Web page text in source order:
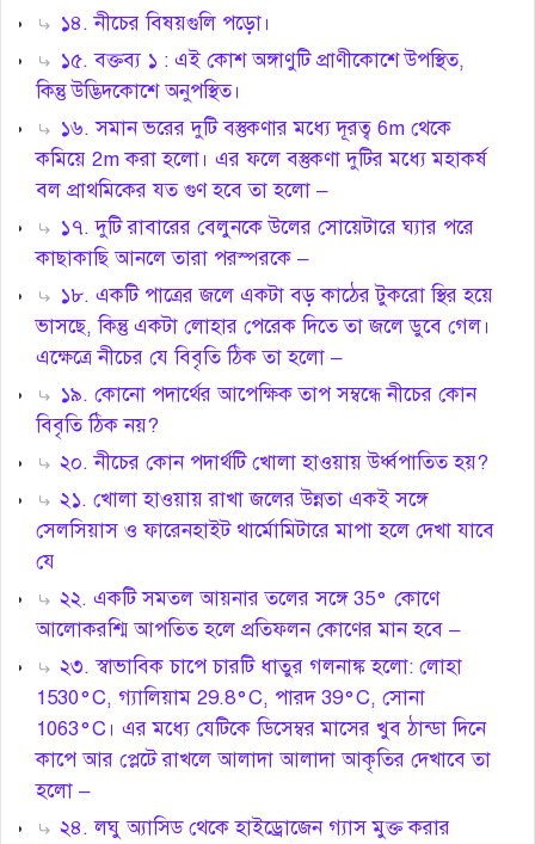
১৪. নীচের বিষয়গুলি পড়ো।
১৫. বক্তব্য ১ : এই কোশ অঙ্গাণুটি প্রাণীকোশে উপস্থিত,
কিন্তু উদ্ভিদকোশে অনুপস্থিত।
১৬. সমান ভরের দুটি বস্তুকণার মধ্যে দূরত্ব 6m থেকে
কমিয়ে 2m করা হলো। এর ফলে বস্তুকণা দুটির মধ্যে মহাকর্ষ
বল প্রাথমিকের যত গুণ হবে তা হলো –
১৭. দুটি রাবারের বেলুনকে উলের সোয়েটারে ঘ্যার পরে
কাছাকাছি আনলে তারা পরস্পরকে –
১৮. একটি পাত্রের জলে একটা বড় কাঠের টুকরো স্থির হয়ে
ভাসছে, কিন্তু একটা লোহার পেরেক দিতে তা জলে ডুবে গেল।
এক্ষেত্রে নীচের যে বিবৃতি ঠিক তা হলো –
১৯. কোনো পদার্থের আপেক্ষিক তাপ সম্বন্ধে নীচের কোন
বিবৃতি ঠিক নয়?
২০. নীচের কোন পদার্থটি খোলা হাওয়ায় উর্ধ্বপাতিত হয়?
২১. খোলা হাওয়ায় রাখা জলের উন্নতা একই সঙ্গে
সেলসিয়াস ও ফারেনহাইট থার্মোমিটারে মাপা হলে দেখা যাবে
যে
২২. একটি সমতল আয়নার তলের সঙ্গে 35° কোণে
আলোকরশ্মি আপতিত হলে প্রতিফলন কোণের মান হবে –
২৩. স্বাভাবিক চাপে চারটি ধাতুর গলনাঙ্ক হলো: লোহা
1530°C, গ্যালিয়াম 29.8°C, পারদ 39°C, সোনা
1063°C। এর মধ্যে যেটিকে ডিসেম্বর মাসের খুব ঠান্ডা দিনে
কাপে আর প্লেটে রাখলে আলাদা আলাদা আকৃতির দেখাবে তা
হলো –
২৪. লঘু অ্যাসিড থেকে হাইড্রোজেন গ্যাস মুক্ত করার